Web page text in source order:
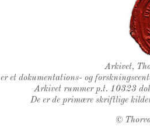
Arkivet,
er et dokumentations- og
Arkivet rummer p.t. 10323
De er de primære skriftlige
©